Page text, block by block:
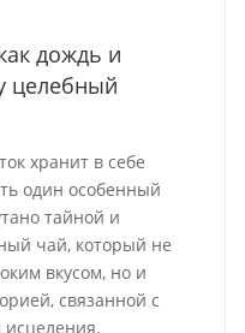
дождь и
целебный
хранит в себе
один особенный
тайной и
чай, который не
вкусом, но и
связанной с